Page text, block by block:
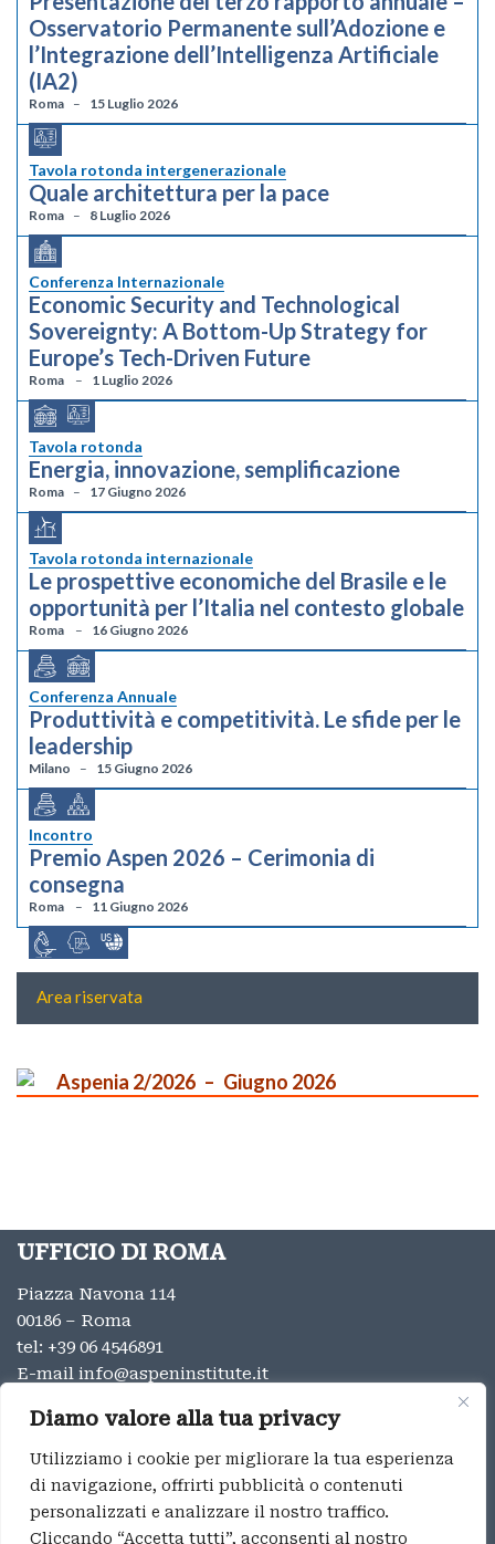
Diamo valore alla tua privacy
Utilizziamo i cookie per migliorare la tua esperienza
di navigazione, offrirti pubblicità o contenuti
personalizzati e analizzare il nostro traffico.
Cliccando “Accetta tutti”, acconsenti al nostro
Osservatorio Permanente sull’Adozione e
l’Integrazione dell’Intelligenza Artificiale
(IA2)
Roma 15 Luglio 2026
Tavola rotonda intergenerazionale
Quale architettura per la pace
Roma 8 Luglio 2026
Conferenza Internazionale
Economic Security and Technological
Sovereignty: A Bottom-Up Strategy for
Europe’s Tech-Driven Future
Roma 1 Luglio 2026
Tavola rotonda
Energia, innovazione, semplificazione
Roma 17 Giugno 2026
Tavola rotonda internazionale
Le prospettive economiche del Brasile e le
opportunità per l’Italia nel contesto globale
Roma 16 Giugno 2026
Conferenza Annuale
Produttività e competitività. Le sfide per le
leadership
Milano 15 Giugno 2026
Incontro
Premio Aspen 2026 – Cerimonia di
consegna
Roma 11 Giugno 2026
Area riservata
Aspenia 2/2026 Giugno 2026
UFFICIO DI ROMA
Piazza Navona 114
00186 – Roma
tel: +39 06 4546891
E-mail info@aspeninstitute.it
UFFICIO DI MILANO
Via Vincenzo Monti 12
20123 – Milano
tel:+39 02 9996131
E-mail:info@aspeninstitute.it